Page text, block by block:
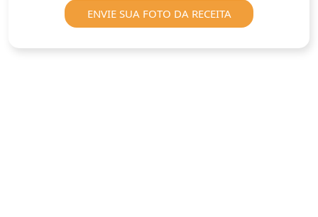
ENVIE SUA FOTO DA RECEITA